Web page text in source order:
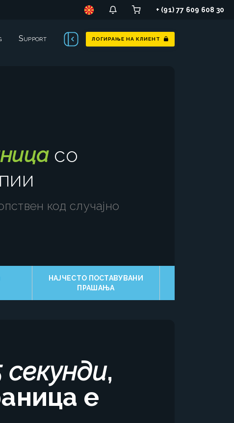
+ (91) 77 609 608 30
Support ЛОГИРАЊЕ НА КЛИЕНТ
со
код случајно
НАЈЧЕСТО ПОСТАВУВАНИ
ПРАШАЊА
,
е